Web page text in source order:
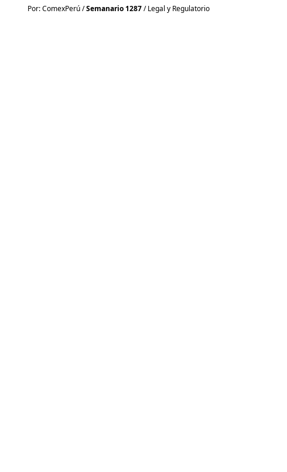
Por: ComexPerú /Semanario 1287/ Legal y Regulatorio